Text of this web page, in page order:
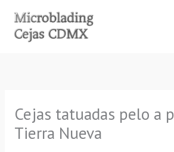
contenido
Cejas tatuadas pelo a
Tierra Nueva